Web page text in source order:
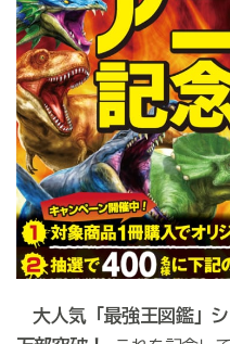
大人気「最強王図鑑」